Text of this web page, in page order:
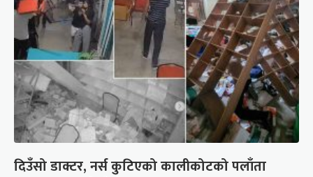
दिउँसो डाक्टर, नर्स कुटिएको कालीकोटको पलाँता